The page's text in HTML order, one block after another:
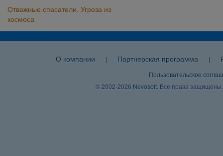
Отважные спасатели. Угроза из
космоса
О компании | Партнерская программа |
Пользовательское
© 2002-2026 Nevosoft . Все права защищены